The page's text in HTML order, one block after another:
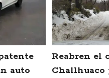
auto
Reabren el
Challhuaco